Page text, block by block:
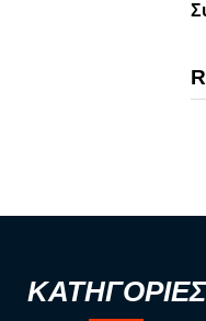
ΚΑΤΗΓΟΡΙΕΣ